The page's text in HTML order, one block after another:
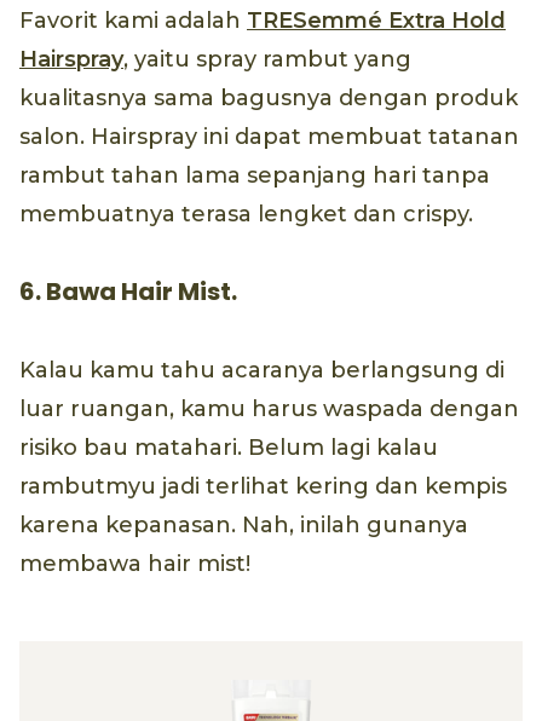
Favorit kami adalah TRESemmé Extra Hold
Hairspray, yaitu spray rambut yang
kualitasnya sama bagusnya dengan produk
salon. Hairspray ini dapat membuat tatanan
rambut tahan lama sepanjang hari tanpa
membuatnya terasa lengket dan crispy.
6. Bawa Hair Mist.
Kalau kamu tahu acaranya berlangsung di
luar ruangan, kamu harus waspada dengan
risiko bau matahari. Belum lagi kalau
rambutmyu jadi terlihat kering dan kempis
karena kepanasan. Nah, inilah gunanya
membawa hair mist!